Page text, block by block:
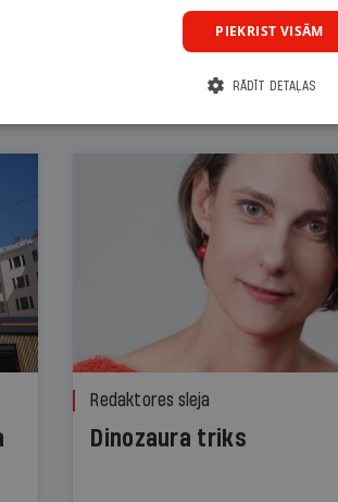
Redaktores sleja
Dinozaura triks
PIEKRIST VISĀM
RĀDĪT DETAĻAS